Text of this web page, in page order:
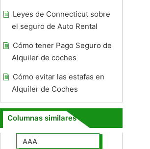
Leyes de Connecticut sobre
el seguro de Auto Rental
Cómo tener Pago Seguro de
Alquiler de coches
Cómo evitar las estafas en
Alquiler de Coches
Columnas similares
AAA